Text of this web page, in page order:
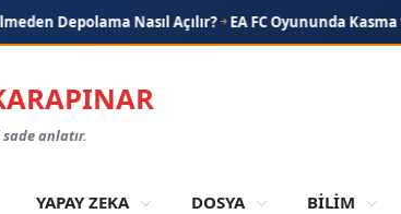
Açılır? EA FC Oyununda Kasma ve Düşük FPS:
anlatır.
YAPAY ZEKA DOSYA BİLİM